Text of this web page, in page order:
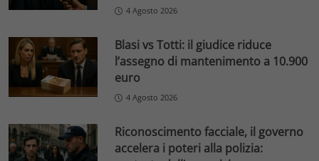
4 Agosto 2026
Blasi vs Totti: il giudice riduce
l’assegno di mantenimento a 10.900
euro
4 Agosto 2026
Riconoscimento facciale, il governo
accelera i poteri alla polizia: